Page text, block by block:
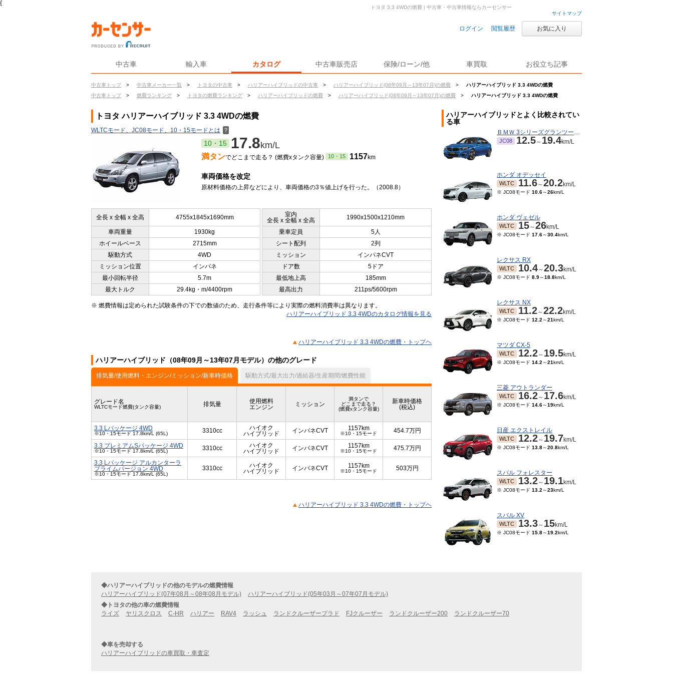
{
サイトマップ
ログイン 閲覧履歴 お気に入り
中古車 輸入車 カタログ 中古車販売店 保険/ローン/他 車買取 お役立ち記事
中古車トップ > 中古車メーカー一覧 > トヨタの中古車 > ハリアーハイブリッドの中古車 > ハリアーハイブリッド(08年09月～13年07月)の燃費 >
ハリアーハイブリッド 3.3 4WDの燃費
中古車トップ
> 燃費ランキング > トヨタの燃費ランキング > ハリアーハイブリッドの燃費 > ハリアーハイブリッド(08年09月～13年07月)の燃費 > ハリアーハイブリッド 3.3 4WDの燃費
トヨタ 3.3 4WDの燃費 | 中古車・中古車情報ならカーセンサー
トヨタ ハリアーハイブリッド 3.3 4WDの燃費
WLTCモード、JC08モード、10・15モードとは ？
10・15 17.8km/L
満タンでどこまで走る？ (燃費xタンク容量) 10・15 1157km
車両価格を改定
原材料価格の上昇などにより、車両価格の3％値上げを行った。（2008.8）
全長 x 全幅 x 全高 4755x1845x1690mm
室内
全長 x 全幅 x 全高
1990x1500x1210mm
車両重量 1930kg 乗車定員
5人
ホイールベース
2715mm シート配列
2列
駆動方式
4WD ミッション
インパネCVT
ミッション位置
インパネ ドア数
5ドア
最小回転半径
5.7m 最低地上高
185mm
最大トルク
29.4kg・m/4400rpm 最高出力 211ps/5600rpm
※ 燃費情報は定められた試験条件の下での数値のため、走行条件等により実際の燃料消費率は異なります。
ハリアーハイブリッド 3.3 4WDのカタログ情報を見る
ハリアーハイブリッド 3.3 4WDの燃費・トップヘ
ハリアーハイブリッド（08年09月～13年07月モデル）の他のグレード
排気量/使用燃料・エンジン/ミッション/新車時価格 駆動方式/最大出力/過給器/生産期間/燃費性能
グレード名
WLTCモード燃費(タンク容量) 排気量
使用燃料
エンジン
ミッション
満タンで
どこまで走る？
(燃費xタンク容量)
新車時価格
(税込)
3.3 Lパッケージ 4WD
※10・15モード 17.8km/L (65L) 3310cc
ハイオク
ハイブリッド
インパネCVT 1157km
※10・15モード 454.7万円
3.3 プレミアムSパッケージ 4WD
※10・15モード 17.8km/L (65L) 3310cc
ハイオク
ハイブリッド
インパネCVT 1157km
※10・15モード 475.7万円
3.3 Lパッケージ アルカンターラ
プライムバージョン 4WD
※10・15モード 17.8km/L (65L)
3310cc
ハイオク
ハイブリッド
インパネCVT 1157km
※10・15モード 503万円
ハリアーハイブリッド 3.3 4WDの燃費・トップヘ
ハリアーハイブリッドとよく比較されてい
る車
ＢＭＷ 3シリーズグランツーリスモ
JC08 12.5～ 19.4km/L
ホンダ オデッセイ
WLTC 11.6～20.2km/L
※ JC08モード 10.6～26km/L
ホンダ ヴェゼル
WLTC 15～26km/L
※ JC08モード 17.6～30.4km/L
レクサス RX
WLTC 10.4～20.3km/L
※ JC08モード 8.9～18.8km/L
レクサス NX
WLTC 11.2～22.2km/L
※ JC08モード 12.2 ～21km/L
マツダ CX-5
WLTC 12.2～ 19.5km/L
※ JC08モード 14.2 ～21km/L
三菱 アウトランダー
WLTC 16.2～ 17.6km/L
※ JC08モード 14.6～19km/L
日産 エクストレイル
WLTC 12.2～ 19.7km/L
※ JC08モード 13.8～20.8km/L
スバル フォレスター
WLTC 13.2～ 19.1km/L
※ JC08モード 13.2 ～23km/L
スバル XV
WLTC 13.3～ 15km/L
※ JC08モード 15.8～19.2km/L
◆ハリアーハイブリッドの他のモデルの燃費情報
ハリアーハイブリッド(07年08月～08年08月モデル)
ハリアーハイブリッド(05年03月～07年07月モデル)
◆トヨタの他の車の燃費情報
ライズ
ヤリスクロス C-HR ハリアー RAV4 ラッシュ ランドクルーザープラド FJクルーザー ランドクルーザー200 ランドクルーザー70
◆車を売却する
ハリアーハイブリッドの車買取・車査定